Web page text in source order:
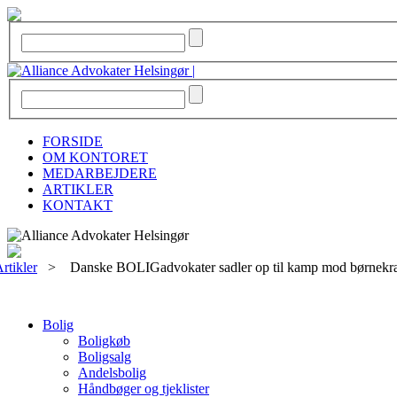
FORSIDE
OM KONTORET
MEDARBEJDERE
ARTIKLER
KONTAKT
> Danske BOLIGadvokater sadler op til kamp mod
Bolig
Boligkøb
Boligsalg
Andelsbolig
Håndbøger og tjeklister